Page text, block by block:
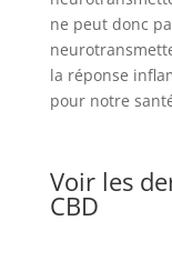
ne peut donc
la réponse
pour notre
Voir les
CBD